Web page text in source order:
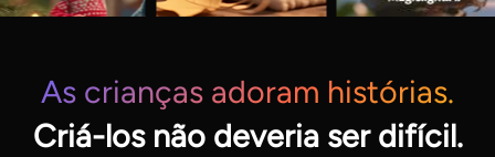
As crianças adoram histórias.
Criá-los não deveria ser difícil.